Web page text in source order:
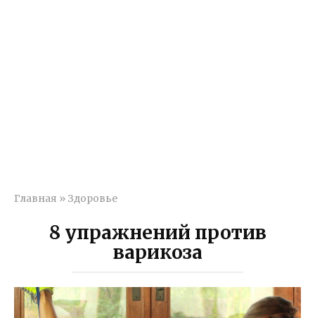
Главная » Здоровье
8 упражнений против
варикоза